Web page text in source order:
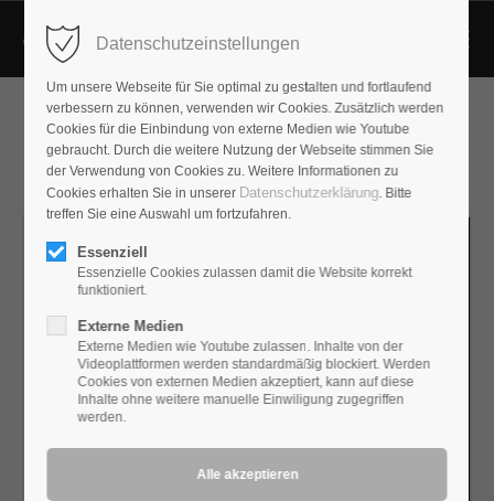
Datenschutzeinstellungen
Um unsere Webseite für Sie optimal zu gestalten und fortlaufend
verbessern zu können, verwenden wir Cookies. Zusätzlich werden
Cookies für die Einbindung von externe Medien wie Youtube
gebraucht. Durch die weitere Nutzung der Webseite stimmen Sie
der Verwendung von Cookies zu. Weitere Informationen zu
Cookies erhalten Sie in unserer Datenschutzerklärung. Bitte
treffen Sie eine Auswahl um fortzufahren.
Essenziell
Essenzielle Cookies zulassen damit die Website korrekt
funktioniert.
Externe Medien
Externe Medien wie Youtube zulassen. Inhalte von der
Videoplattformen werden standardmäßig blockiert. Werden
Cookies von externen Medien akzeptiert, kann auf diese
Inhalte ohne weitere manuelle Einwiligung zugegriffen
werden.